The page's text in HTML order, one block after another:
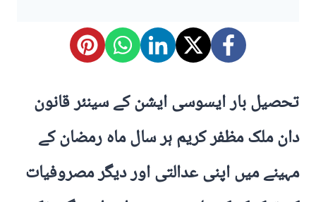
تحصیل بار ایسوسی ایشن کے سینئر قانون
دان ملک مظفر کریم ہر سال ماہ رمضان کے
مہینے میں اپنی عدالتی اور دیگر مصروفیات